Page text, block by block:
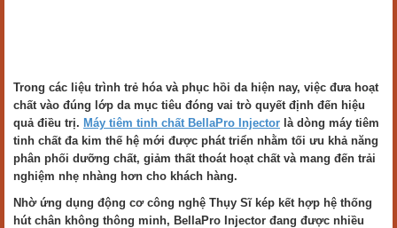
Trong các liệu trình trẻ hóa và phục hồi da hiện nay, việc đưa hoạt
chất vào đúng lớp da mục tiêu đóng vai trò quyết định đến hiệu
quả điều trị. Máy tiêm tinh chất BellaPro Injector là dòng máy tiêm
tinh chất đa kim thế hệ mới được phát triển nhằm tối ưu khả năng
phân phối dưỡng chất, giảm thất thoát hoạt chất và mang đến trải
nghiệm nhẹ nhàng hơn cho khách hàng.
Nhờ ứng dụng động cơ công nghệ Thụy Sĩ kép kết hợp hệ thống
hút chân không thông minh, BellaPro Injector đang được nhiều